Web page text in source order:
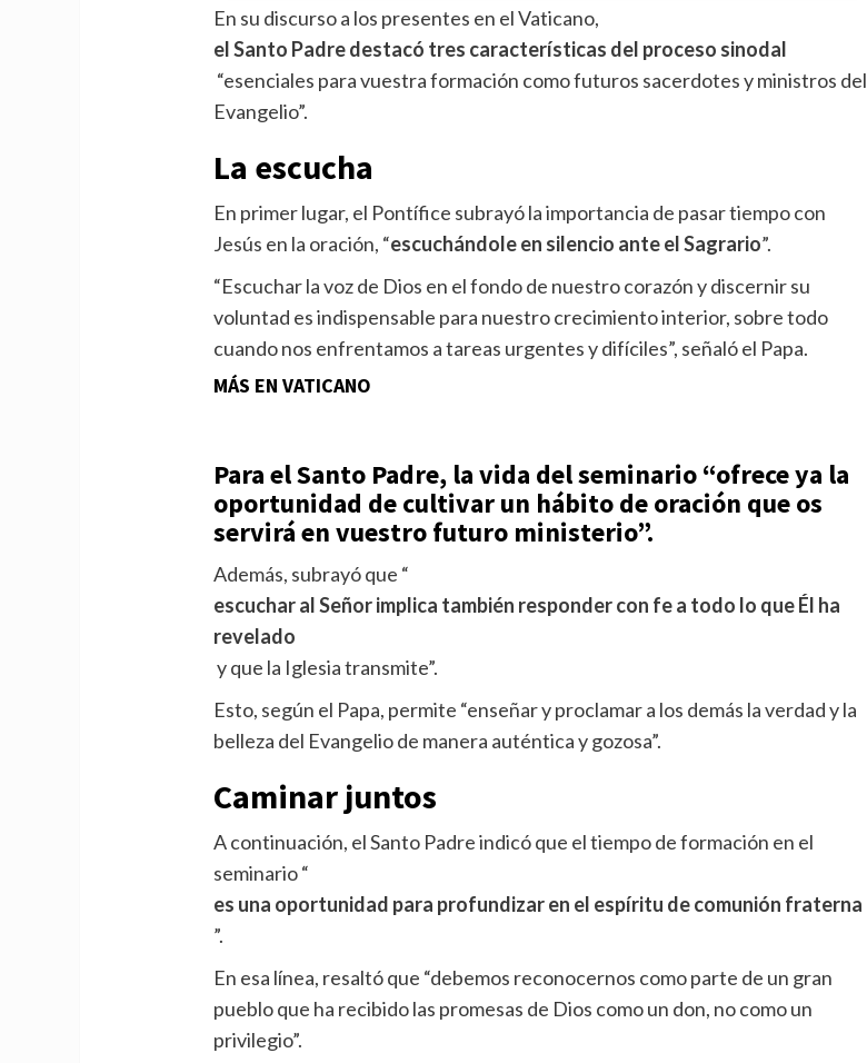
En su discurso a los presentes en el Vaticano,
el Santo Padre destacó tres características del proceso sinodal
“esenciales para vuestra formación como futuros sacerdotes y ministros del
Evangelio”.
La escucha
En primer lugar, el Pontífice subrayó la importancia de pasar tiempo con
Jesús en la oración, “escuchándole en silencio ante el Sagrario”.
“Escuchar la voz de Dios en el fondo de nuestro corazón y discernir su
voluntad es indispensable para nuestro crecimiento interior, sobre todo
cuando nos enfrentamos a tareas urgentes y difíciles”, señaló el Papa.
MÁS EN VATICANO
Para el Santo Padre, la vida del seminario “ofrece ya la
oportunidad de cultivar un hábito de oración que os
servirá en vuestro futuro ministerio”.
Además, subrayó que “
escuchar al Señor implica también responder con fe a todo lo que Él ha
revelado
y que la Iglesia transmite”.
Esto, según el Papa, permite “enseñar y proclamar a los demás la verdad y la
belleza del Evangelio de manera auténtica y gozosa”.
Caminar juntos
A continuación, el Santo Padre indicó que el tiempo de formación en el
seminario “
es una oportunidad para profundizar en el espíritu de comunión fraterna
”.
En esa línea, resaltó que “debemos reconocernos como parte de un gran
pueblo que ha recibido las promesas de Dios como un don, no como un
privilegio”.